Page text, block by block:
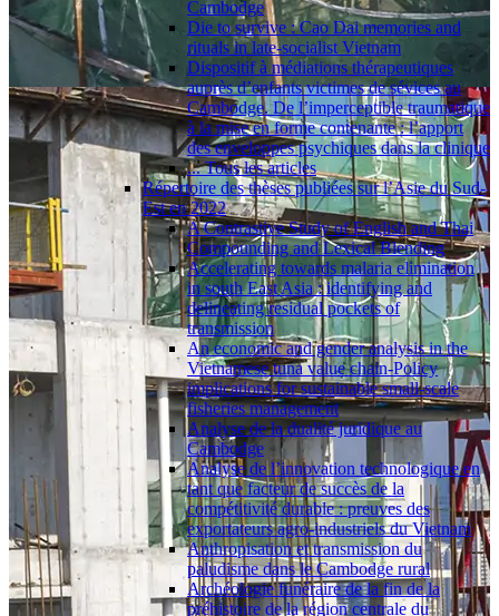
Cambodge
Die to survive : Cao Dai memories and
rituals in late-socialist Vietnam
Dispositif à médiations thérapeutiques
auprès d’enfants victimes de sévices au
Cambodge. De l’imperceptible traumatique
à la mise en forme contenante : l’apport
des enveloppes psychiques dans la clinique
... Tous les articles
Répertoire des thèses publiées sur l’Asie du Sud-
Est en 2022
A Contrastive Study of English and Thai
Compounding and Lexical Blending
Accelerating towards malaria elimination
in south East Asia : identifying and
delineating residual pockets of
transmission
An economic and gender analysis in the
Vietnamese tuna value chain-Policy
implications for sustainable small-scale
fisheries management
Analyse de la dualité juridique au
Cambodge
Analyse de l’innovation technologique en
tant que facteur de succès de la
compétitivité durable : preuves des
exportateurs agro-industriels du Vietnam
Anthropisation et transmission du
paludisme dans le Cambodge rural
Archéologie funéraire de la fin de la
préhistoire de la région centrale du